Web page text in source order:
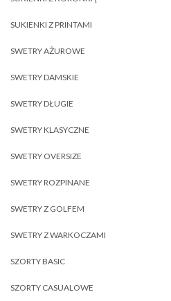
SUKIENKI Z PRINTAMI
SWETRY AŻUROWE
SWETRY DAMSKIE
SWETRY DŁUGIE
SWETRY KLASYCZNE
SWETRY OVERSIZE
SWETRY ROZPINANE
SWETRY Z GOLFEM
SWETRY Z WARKOCZAMI
SZORTY BASIC
SZORTY CASUALOWE